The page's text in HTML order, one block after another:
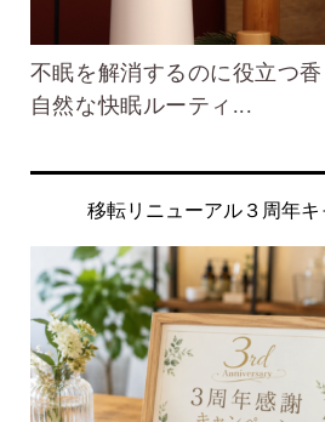
不眠を解消するのに役立つ
自然な快眠ルーティ...
移転リニューアル３周年キ